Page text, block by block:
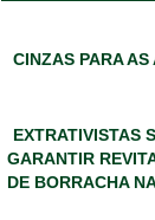
CINZAS PARA
EXTRATIVISTAS
GARANTIR
DE BORRACHA